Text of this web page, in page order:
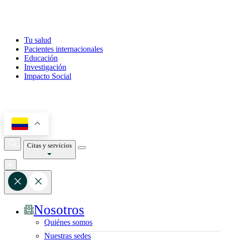
Tu salud
Pacientes internacionales
Educación
Investigación
Impacto Social
Citas y servicios
Nosotros
Quiénes somos
Nuestras sedes